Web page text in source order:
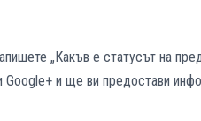
„Какъв е статусът на
Google+ и ще ви предостави